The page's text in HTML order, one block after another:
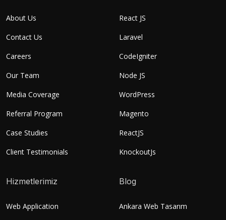
About Us
Contact Us
Careers
Our Team
Media Coverage
Referral Program
Case Studies
Client Testimonials
React JS
Laravel
CodeIgniter
Node JS
WordPress
Magento
ReactJS
KnockoutJs
Hizmetlerimiz
Web Application
Blog
Ankara Web Tasarım